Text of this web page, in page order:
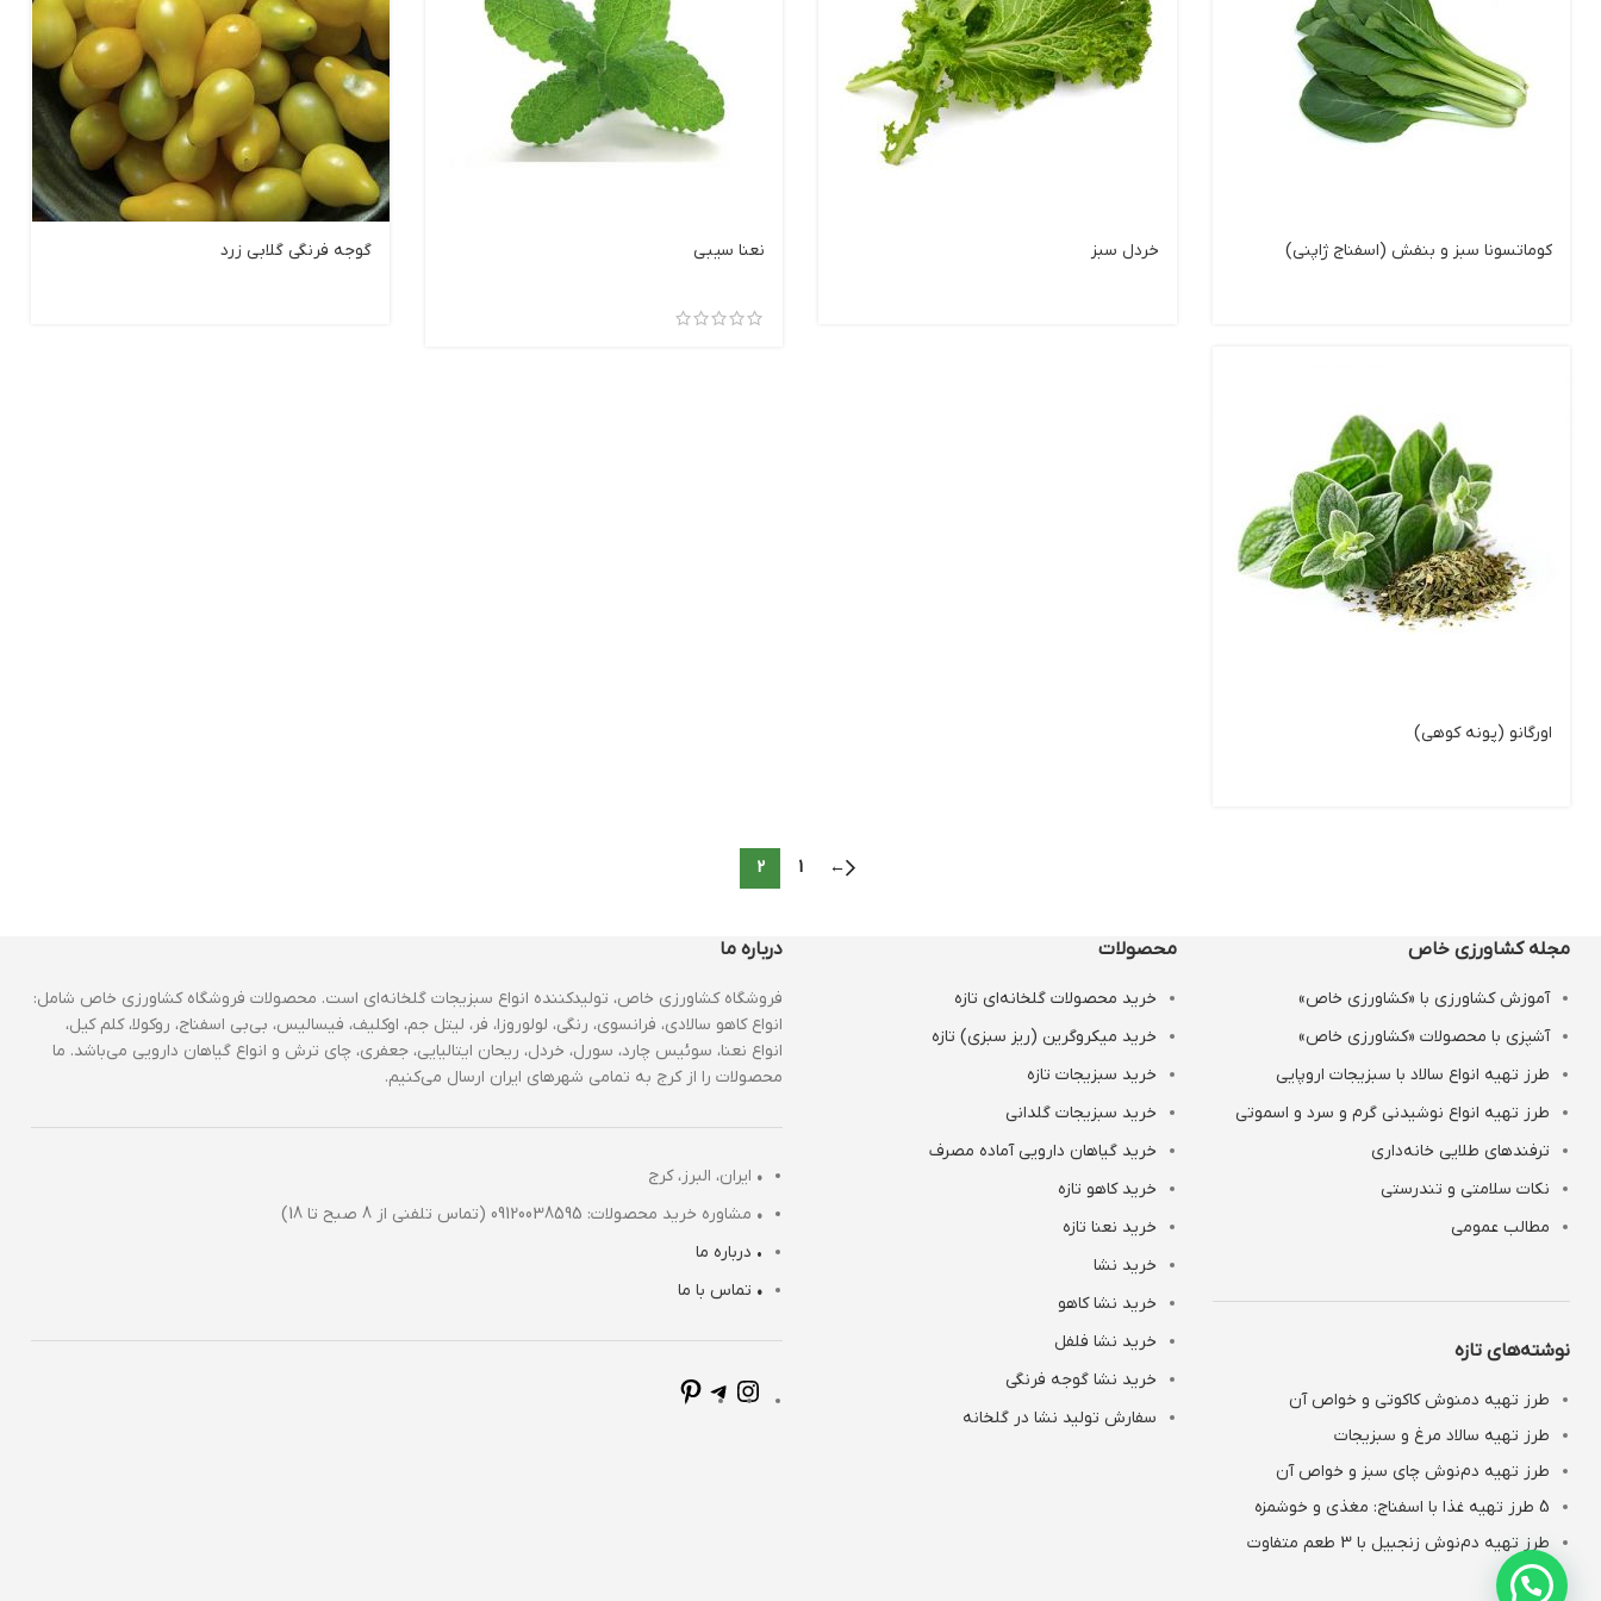
کوماتسونا سبز و بنفش (اسفناج ژاپنی) خردل سبز نعنا سیبی گوجه‌ فرنگی گلابی زرد
اورگانو (پونه کوهی)
←
1
2
مجله کشاورزی خاص
آموزش کشاورزی با «کشاورزی خاص»
آشپزی با محصولات «کشاورزی خاص»
طرز تهیه انواع سالاد با سبزیجات اروپایی
طرز تهیه انواع نوشیدنی‌ گرم و سرد و اسموتی
ترفندهای طلایی خانه‌داری
نکات سلامتی و تندرستی
مطالب عمومی
نوشته‌های تازه
طرز تهیه دمنوش کاکوتی و خواص آن
طرز تهیه سالاد مرغ و سبزیجات
طرز تهیه دم‌نوش چای سبز و خواص آن
5 طرز تهیه غذا با اسفناج: مغذی و خوشمزه
طرز تهیه دم‌نوش زنجبیل با 3 طعم متفاوت
محصولات
خرید محصولات گلخانه‌ای تازه
خرید میکروگرین (ریز سبزی) تازه
خرید سبزیجات تازه
خرید سبزیجات گلدانی
خرید گیاهان دارویی آماده مصرف
خرید کاهو تازه
خرید نعنا تازه
خرید نشا
خرید نشا کاهو
خرید نشا فلفل
خرید نشا گوجه فرنگی
سفارش تولید نشا در گلخانه
درباره ما
فروشگاه کشاورزی خاص، تولیدکننده انواع سبزیجات گلخانه‌ای است. محصولات فروشگاه کشاورزی خاص شامل:
انواع کاهو سالادی، فرانسوی، رنگی، لولوروزا، فر، لیتل جم، اوکلیف، فیسالیس، بی‌بی اسفناج، روکولا، کلم کیل،
انواع نعنا، سوئیس چارد، سورل، خردل، ریحان ایتالیایی، جعفری، چای ترش و انواع گیاهان دارویی می‌باشد. ما
محصولات را از کرج به تمامی شهرهای ایران ارسال می‌کنیم.
• ایران، البرز، کرج
• مشاوره خرید محصولات: 09120038595 (تماس تلفنی از 8 صبح تا 18)
• درباره ما
• تماس با ما